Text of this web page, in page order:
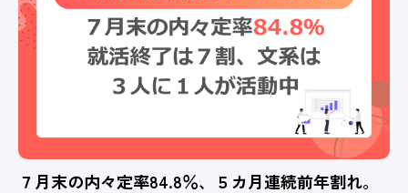
７月末の内々定率84.8％、５カ月連続前年割れ。